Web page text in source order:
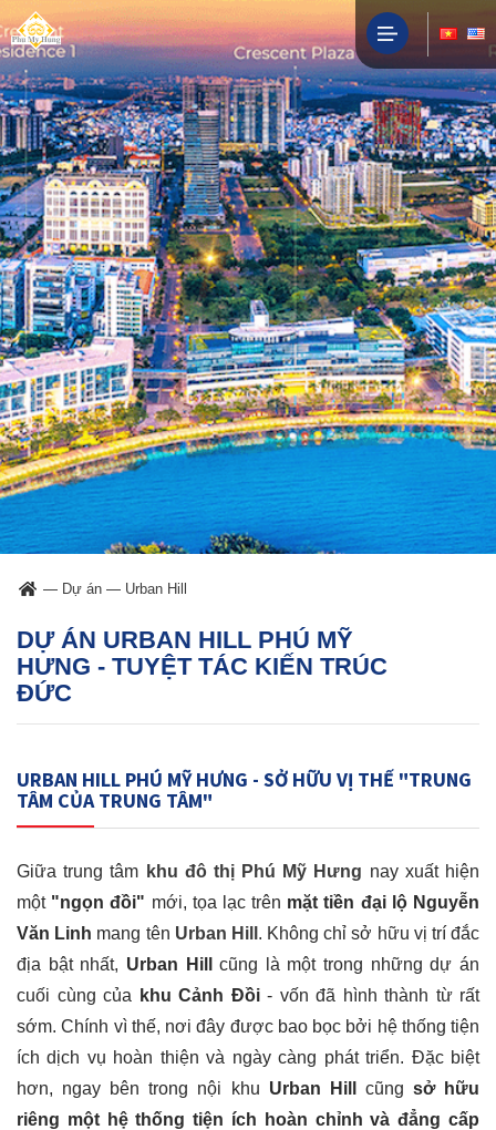
— Dự án — Urban Hill
DỰ ÁN URBAN HILL PHÚ MỸ
HƯNG - TUYỆT TÁC KIẾN TRÚC
ĐỨC
URBAN HILL PHÚ MỸ HƯNG - SỞ HỮU VỊ THẾ "TRUNG
TÂM CỦA TRUNG TÂM"
Giữa trung tâm khu đô thị Phú Mỹ Hưng nay xuất hiện
một "ngọn đồi" mới, tọa lạc trên mặt tiền đại lộ Nguyễn
Văn Linh mang tên Urban Hill . Không chỉ sở hữu vị trí đắc
địa bật nhất, Urban Hill
cũng là một trong những dự án
cuối cùng của
khu Cảnh Đồi- vốn đã hình thành từ rất
sớm. Chính vì thế, nơi đây được bao bọc bởi hệ thống tiện
ích dịch vụ hoàn thiện và ngày càng phát triển. Đặc biệt
hơn, ngay bên trong nội khu Urban Hill cũng sở hữu
riêng một hệ thống tiện ích hoàn chỉnh và đẳng cấp